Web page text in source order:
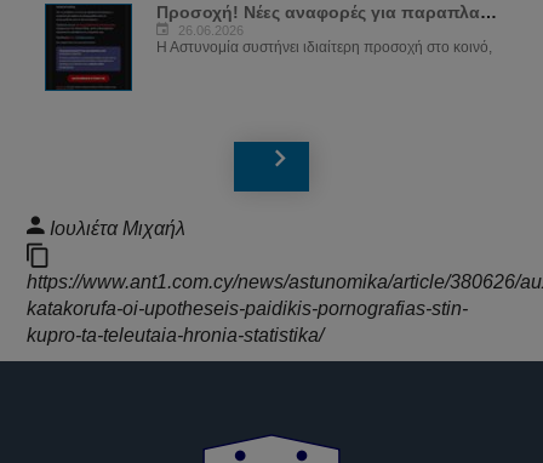
Προσοχή! Νέες αναφορές για παραπλανητικά...
26.06.2026
Η Αστυνομία συστήνει ιδιαίτερη προσοχή στο κοινό,
Ιουλιέτα Μιχαήλ
https://www.ant1.com.cy/news/astunomika/article/380626/
katakorufa-oi-upotheseis-paidikis-pornografias-stin-
kupro-ta-teleutaia-hronia-statistika/